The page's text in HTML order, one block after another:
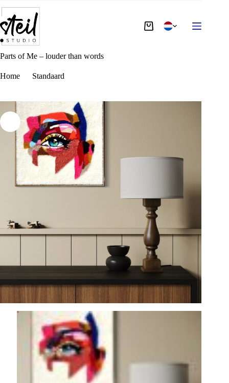
€1.150,00
Op
voorraad
Toevoegen aan winkelwagen
Parts of Me – louder than words
Home Standaard